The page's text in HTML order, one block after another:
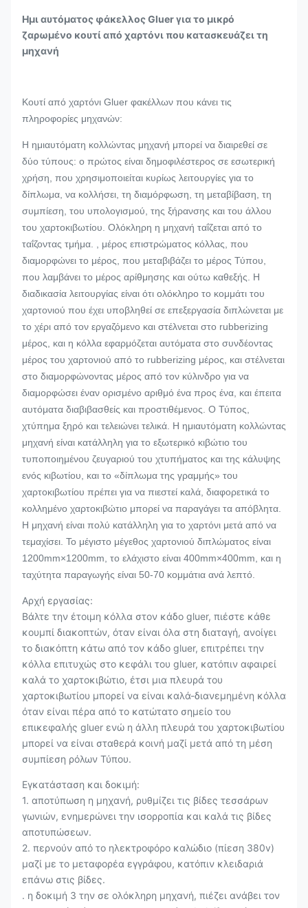
Ημι αυτόματος φάκελλος Gluer για το μικρό
ζαρωμένο κουτί από χαρτόνι που κατασκευάζει τη
μηχανή
Κουτί από χαρτόνι Gluer φακέλλων που κάνει τις
πληροφορίες μηχανών:
Η ημιαυτόματη κολλώντας μηχανή μπορεί να διαιρεθεί σε
δύο τύπους: ο πρώτος είναι δημοφιλέστερος σε εσωτερική
χρήση, που χρησιμοποιείται κυρίως λειτουργίες για το
δίπλωμα, να κολλήσει, τη διαμόρφωση, τη μεταβίβαση, τη
συμπίεση, του υπολογισμού, της ξήρανσης και του άλλου
του χαρτοκιβωτίου. Ολόκληρη η μηχανή ταΐζεται από το
ταΐζοντας τμήμα. , μέρος επιστρώματος κόλλας, που
διαμορφώνει το μέρος, που μεταβιβάζει το μέρος Τύπου,
που λαμβάνει το μέρος αρίθμησης και ούτω καθεξής. Η
διαδικασία λειτουργίας είναι ότι ολόκληρο το κομμάτι του
χαρτονιού που έχει υποβληθεί σε επεξεργασία διπλώνεται με
το χέρι από τον εργαζόμενο και στέλνεται στο rubberizing
μέρος, και η κόλλα εφαρμόζεται αυτόματα στο συνδέοντας
μέρος του χαρτονιού από το rubberizing μέρος, και στέλνεται
στο διαμορφώνοντας μέρος από τον κύλινδρο για να
διαμορφώσει έναν ορισμένο αριθμό ένα προς ένα, και έπειτα
αυτόματα διαβιβασθείς και προστιθέμενος. Ο Τύπος,
χτύπημα ξηρό και τελειώνει τελικά. Η ημιαυτόματη κολλώντας
μηχανή είναι κατάλληλη για το εξωτερικό κιβώτιο του
τυποποιημένου ζευγαριού του χτυπήματος και της κάλυψης
ενός κιβωτίου, και το «δίπλωμα της γραμμής» του
χαρτοκιβωτίου πρέπει για να πιεστεί καλά, διαφορετικά το
κολλημένο χαρτοκιβώτιο μπορεί να παραγάγει τα απόβλητα.
Η μηχανή είναι πολύ κατάλληλη για το χαρτόνι μετά από να
τεμαχίσει. Το μέγιστο μέγεθος χαρτονιού διπλώματος είναι
1200mm×1200mm, το ελάχιστο είναι 400mm×400mm, και η
ταχύτητα παραγωγής είναι 50-70 κομμάτια ανά λεπτό.
Αρχή εργασίας:
Βάλτε την έτοιμη κόλλα στον κάδο gluer, πιέστε κάθε
κουμπί διακοπτών, όταν είναι όλα στη διαταγή, ανοίγει
το διακόπτη κάτω από τον κάδο gluer, επιτρέπει την
κόλλα επιτυχώς στο κεφάλι του gluer, κατόπιν αφαιρεί
καλά το χαρτοκιβώτιο, έτσι μια πλευρά του
χαρτοκιβωτίου μπορεί να είναι καλά-διανεμημένη κόλλα
όταν είναι πέρα από το κατώτατο σημείο του
επικεφαλής gluer ενώ η άλλη πλευρά του χαρτοκιβωτίου
μπορεί να είναι σταθερά κοινή μαζί μετά από τη μέση
συμπίεση ρόλων Τύπου.
Εγκατάσταση και δοκιμή:
1. αποτύπωση η μηχανή, ρυθμίζει τις βίδες τεσσάρων
γωνιών, ενημερώνει την ισορροπία και καλά τις βίδες
αποτυπώσεων.
2. περνούν από το ηλεκτροφόρο καλώδιο (πίεση 380v)
μαζί με το μεταφορέα εγγράφου, κατόπιν κλειδαριά
επάνω στις βίδες.
. η δοκιμή 3 την σε ολόκληρη μηχανή, πιέζει ανάβει τον